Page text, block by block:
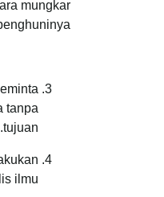
mungkar
tanpa
tujuan.
ilmu.